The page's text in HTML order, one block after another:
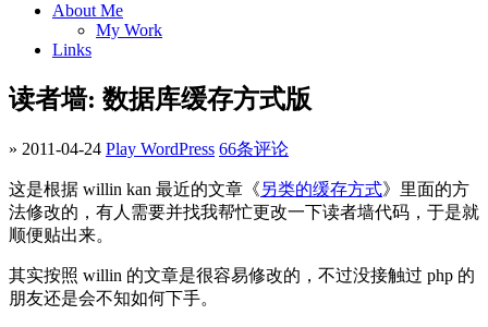
About Me
My Work
Links
读者墙: 数据库缓存方式版
» 2011-04-24 Play WordPress 66条评论
这是根据 willin kan 最近的文章《另类的缓存方式》里面的方
法修改的，有人需要并找我帮忙更改一下读者墙代码，于是就
顺便贴出来。
其实按照 willin 的文章是很容易修改的，不过没接触过 php 的
朋友还是会不知如何下手。